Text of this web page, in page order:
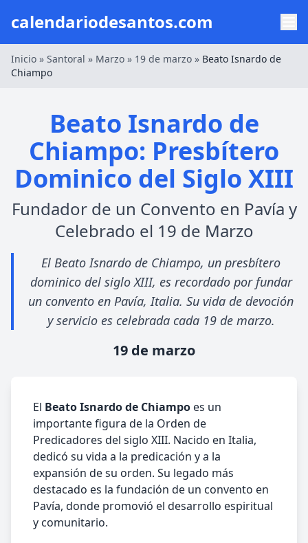
calendariodesantos.com
Inicio » Santoral » Marzo » 19 de marzo » Beato Isnardo de
Chiampo
Beato Isnardo de
Chiampo: Presbítero
Dominico del Siglo XIII
Fundador de un Convento en Pavía y
Celebrado el 19 de Marzo
El Beato Isnardo de Chiampo, un presbítero
dominico del siglo XIII, es recordado por fundar
un convento en Pavía, Italia. Su vida de devoción
y servicio es celebrada cada 19 de marzo.
19 de marzo
El Beato Isnardo de Chiampo es un
importante figura de la Orden de
Predicadores del siglo XIII. Nacido en Italia,
dedicó su vida a la predicación y a la
expansión de su orden. Su legado más
destacado es la fundación de un convento en
Pavía, donde promovió el desarrollo espiritual
y comunitario.